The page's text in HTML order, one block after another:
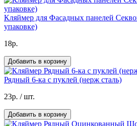
Кляймер для Фасадных панелей
упаковке)
18р.
Добавить в корзину
Рядный 6-ка с пуклей (нерж сталь)
23р. / шт.
Добавить в корзину